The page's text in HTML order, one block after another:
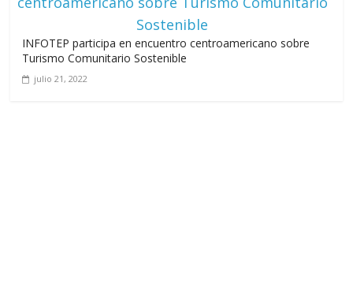
INFOTEP participa en encuentro centroamericano sobre
Turismo Comunitario Sostenible
julio 21, 2022